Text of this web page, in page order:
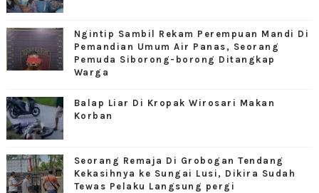
Ngintip Sambil Rekam Perempuan Mandi Di
Pemandian Umum Air Panas, Seorang
Pemuda Siborong-borong Ditangkap
Warga
Balap Liar Di Kropak Wirosari Makan
Korban
Seorang Remaja Di Grobogan Tendang
Kekasihnya ke Sungai Lusi, Dikira Sudah
Tewas Pelaku Langsung pergi